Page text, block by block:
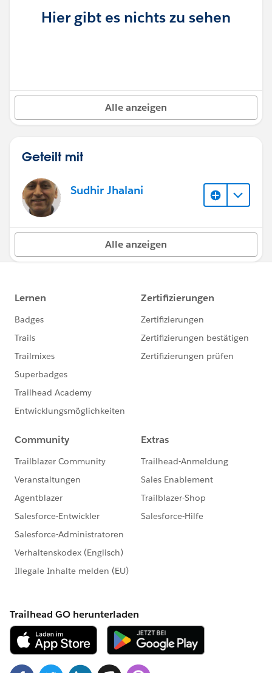
Hier gibt es nichts zu sehen
Alle anzeigen
Geteilt mit
Sudhir Jhalani
Alle anzeigen